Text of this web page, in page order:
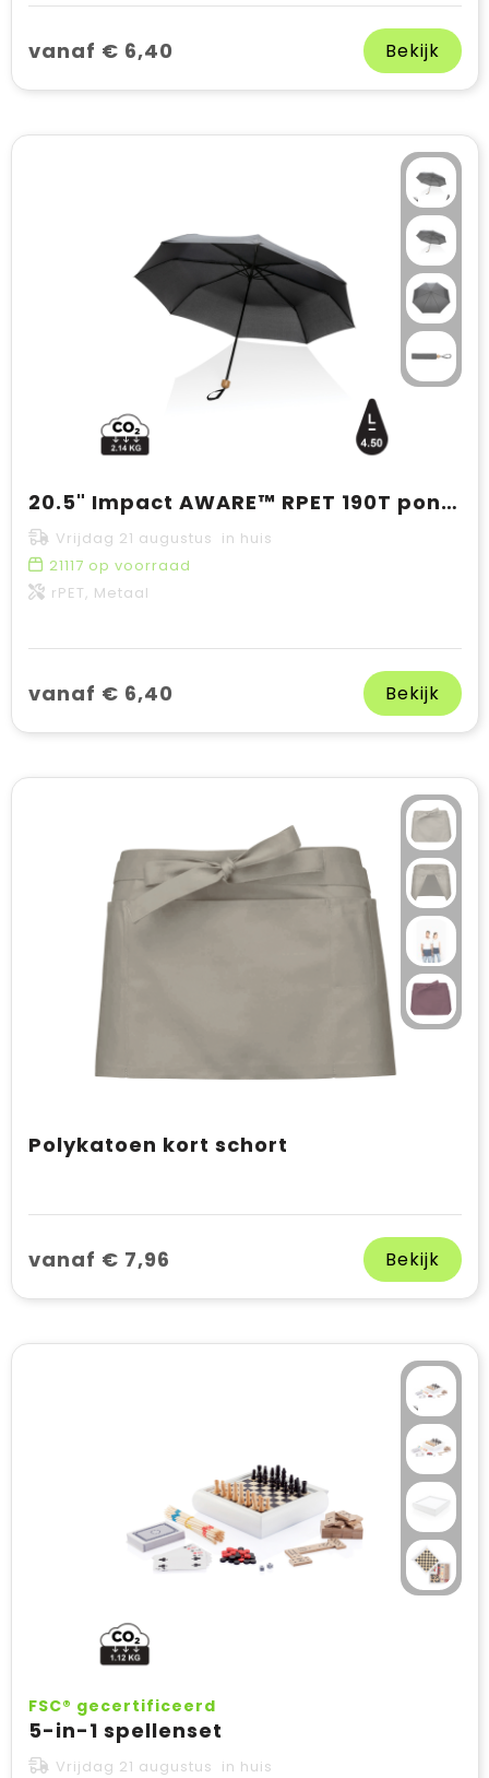
vanaf € 6,40 Bekijk
20.5" Impact AWARE™ RPET 190T pongee bamboe miniparaplu
Vrijdag 21 augustus in huis
21117 op voorraad
rPET, Metaal
vanaf € 6,40 Bekijk
Polykatoen kort schort
vanaf € 7,96 Bekijk
FSC® gecertificeerd
5-in-1 spellenset
Vrijdag 21 augustus in huis